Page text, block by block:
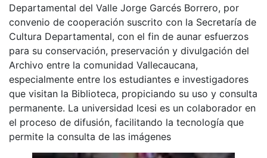
Departamental del Valle Jorge Garcés Borrero, por
convenio de cooperación suscrito con la Secretaría de
Cultura Departamental, con el fin de aunar esfuerzos
para su conservación, preservación y divulgación del
Archivo entre la comunidad Vallecaucana,
especialmente entre los estudiantes e investigadores
que visitan la Biblioteca, propiciando su uso y consulta
permanente. La universidad Icesi es un colaborador en
el proceso de difusión, facilitando la tecnología que
permite la consulta de las imágenes